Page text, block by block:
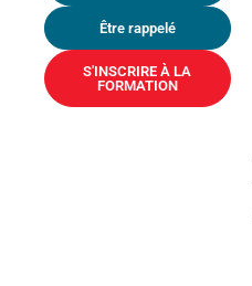
Être rappelé
S'INSCRIRE À LA
FORMATION